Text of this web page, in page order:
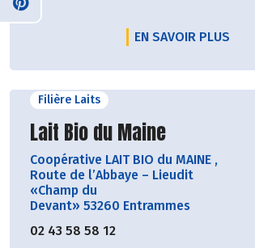
EN SAVOIR PLUS
Filière Laits
Découvrir le producteur
Lait Bio du Maine
Coopérative LAIT BIO du MAINE ,
Route de l’Abbaye – Lieudit
«Champ du
Devant» 53260 Entrammes
02 43 58 58 12